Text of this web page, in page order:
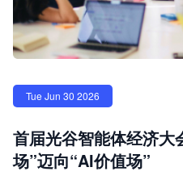
Tue Jun 30 2026
首届光谷智能体经济大
场”迈向“AI价值场”